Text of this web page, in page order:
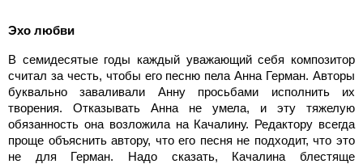
Эхо любви
В семидесятые годы каждый уважающий себя композитор
считал за честь, чтобы его песню пела Анна Герман. Авторы
буквально заваливали Анну просьбами исполнить их
творения. Отказывать Анна не умела, и эту тяжелую
обязанность она возложила на Качалину. Редактору всегда
проще объяснить автору, что его песня не подходит, что это
не для Герман. Надо сказать, Качалина блестяще